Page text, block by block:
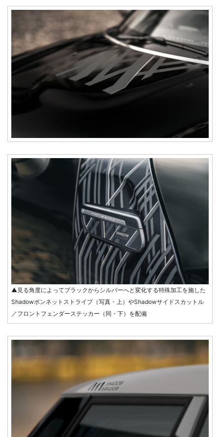
▲見る角度によってブラックからシルバーへと変化する特殊加工を施した
Shadowボンネットストライプ（写真・上）やShadowサイドスカットル
／フロントフェンダーステッカー（同・下）を配備